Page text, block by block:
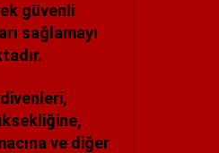
güvenli
sağlamayı
ve diğer